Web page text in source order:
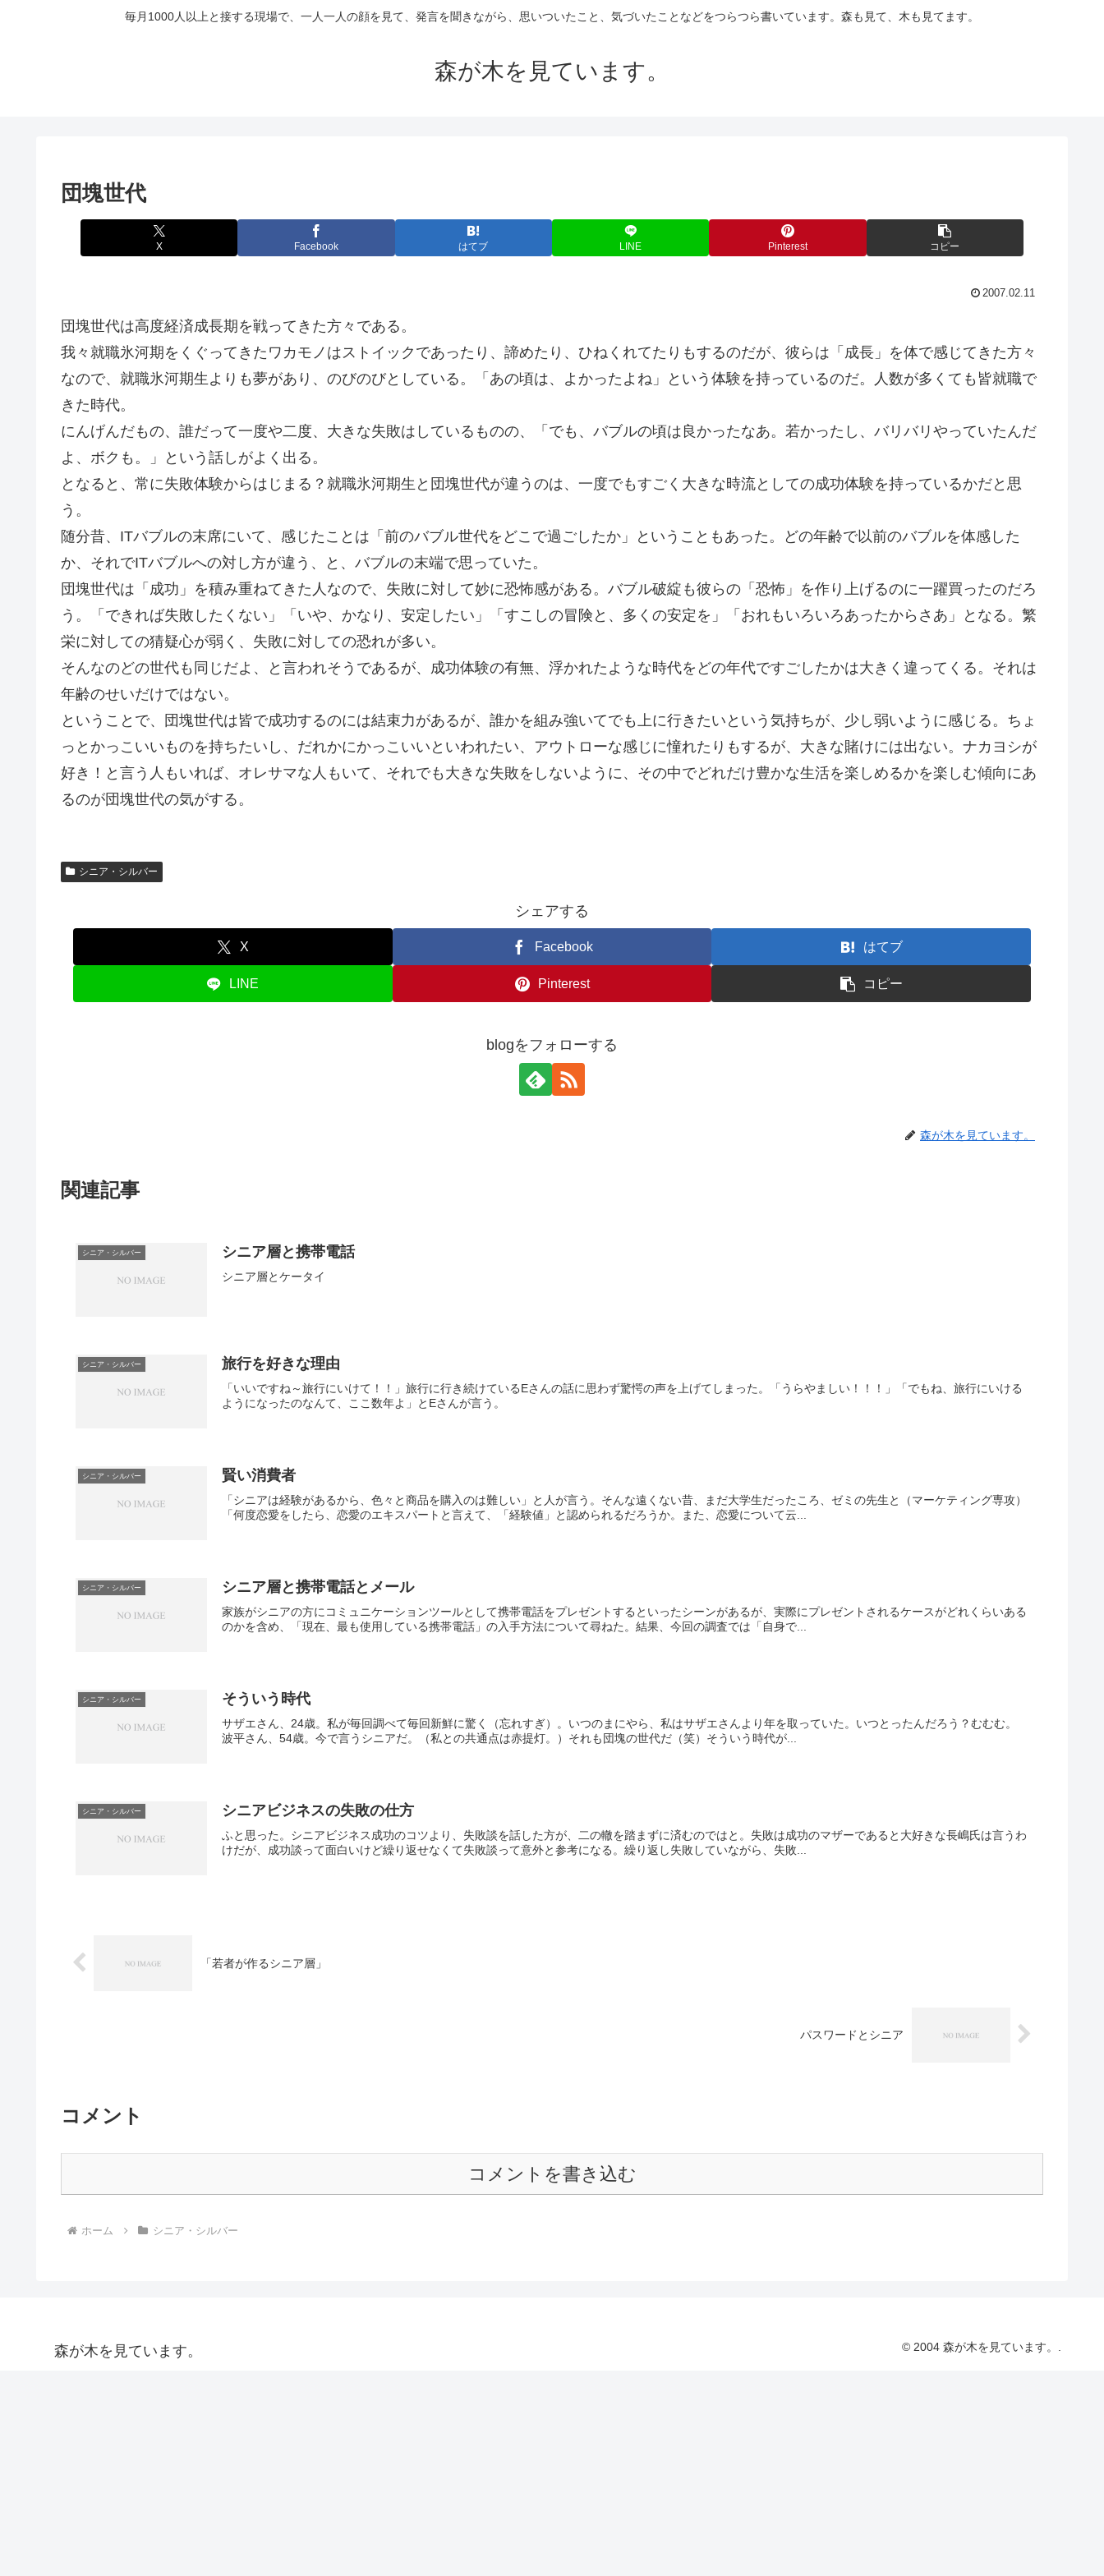
毎月1000人以上と接する現場で、一人一人の顔を見て、発言を聞きながら、思いついたこと、気づいたことなどをつらつら書いています。森も見て、木も見てます。
森が木を見ています。
団塊世代
X Facebook はてブ LINE Pinterest コピー
2007.02.11
団塊世代は高度経済成長期を戦ってきた方々である。
我々就職氷河期をくぐってきたワカモノはストイックであったり、諦めたり、ひねくれてたりもするのだが、彼らは「成長」を体で感じてきた方々
なので、就職氷河期生よりも夢があり、のびのびとしている。「あの頃は、よかったよね」という体験を持っているのだ。人数が多くても皆就職で
きた時代。
にんげんだもの、誰だって一度や二度、大きな失敗はしているものの、「でも、バブルの頃は良かったなあ。若かったし、バリバリやっていたんだ
よ、ボクも。」という話しがよく出る。
となると、常に失敗体験からはじまる？就職氷河期生と団塊世代が違うのは、一度でもすごく大きな時流としての成功体験を持っているかだと思
う。
随分昔、ITバブルの末席にいて、感じたことは「前のバブル世代をどこで過ごしたか」ということもあった。どの年齢で以前のバブルを体感した
か、それでITバブルへの対し方が違う、と、バブルの末端で思っていた。
団塊世代は「成功」を積み重ねてきた人なので、失敗に対して妙に恐怖感がある。バブル破綻も彼らの「恐怖」を作り上げるのに一躍買ったのだろ
う。「できれば失敗したくない」「いや、かなり、安定したい」「すこしの冒険と、多くの安定を」「おれもいろいろあったからさあ」となる。繁
栄に対しての猜疑心が弱く、失敗に対しての恐れが多い。
そんなのどの世代も同じだよ、と言われそうであるが、成功体験の有無、浮かれたような時代をどの年代ですごしたかは大きく違ってくる。それは
年齢のせいだけではない。
ということで、団塊世代は皆で成功するのには結束力があるが、誰かを組み強いてでも上に行きたいという気持ちが、少し弱いように感じる。ちょ
っとかっこいいものを持ちたいし、だれかにかっこいいといわれたい、アウトローな感じに憧れたりもするが、大きな賭けには出ない。ナカヨシが
好き！と言う人もいれば、オレサマな人もいて、それでも大きな失敗をしないように、その中でどれだけ豊かな生活を楽しめるかを楽しむ傾向にあ
るのが団塊世代の気がする。
シニア・シルバー
シェアする
X Facebook はてブ
LINE Pinterest コピー
blogをフォローする
森が木を見ています。
関連記事
シニア・シルバー シニア層と携帯電話
シニア層とケータイ
シニア・シルバー 旅行を好きな理由
「いいですね～旅行にいけて！！」旅行に行き続けているEさんの話に思わず驚愕の声を上げてしまった。「うらやましい！！！」「でもね、旅行にいける
ようになったのなんて、ここ数年よ」とEさんが言う。
シニア・シルバー 賢い消費者
「シニアは経験があるから、色々と商品を購入のは難しい」と人が言う。そんな遠くない昔、まだ大学生だったころ、ゼミの先生と（マーケティング専攻）
「何度恋愛をしたら、恋愛のエキスパートと言えて、「経験値」と認められるだろうか。また、恋愛について云...
シニア・シルバー シニア層と携帯電話とメール
家族がシニアの方にコミュニケーションツールとして携帯電話をプレゼントするといったシーンがあるが、実際にプレゼントされるケースがどれくらいある
のかを含め、「現在、最も使用している携帯電話」の入手方法について尋ねた。結果、今回の調査では「自身で...
シニア・シルバー そういう時代
サザエさん、24歳。私が毎回調べて毎回新鮮に驚く（忘れすぎ）。いつのまにやら、私はサザエさんより年を取っていた。いつとったんだろう？むむむ。
波平さん、54歳。今で言うシニアだ。（私との共通点は赤提灯。）それも団塊の世代だ（笑）そういう時代が...
シニア・シルバー シニアビジネスの失敗の仕方
ふと思った。シニアビジネス成功のコツより、失敗談を話した方が、二の轍を踏まずに済むのではと。失敗は成功のマザーであると大好きな長嶋氏は言うわ
けだが、成功談って面白いけど繰り返せなくて失敗談って意外と参考になる。繰り返し失敗していながら、失敗...
「若者が作るシニア層」
パスワードとシニア
コメント
コメントを書き込む
ホーム シニア・シルバー
森が木を見ています。 © 2004 森が木を見ています。.